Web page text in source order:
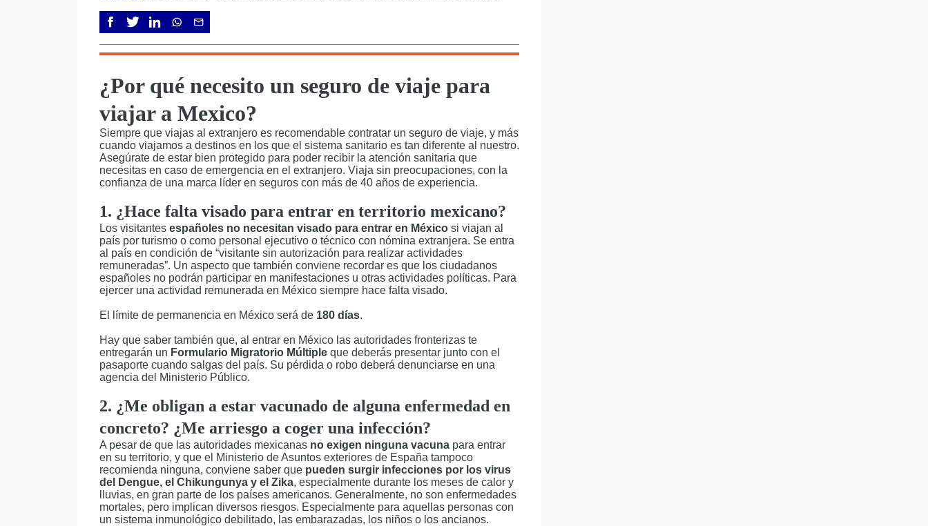
¿Por qué necesito un seguro de viaje para
viajar a Mexico?
Siempre que viajas al extranjero es recomendable contratar un seguro de viaje, y más
cuando viajamos a destinos en los que el sistema sanitario es tan diferente al nuestro.
Asegúrate de estar bien protegido para poder recibir la atención sanitaria que
necesitas en caso de emergencia en el extranjero. Viaja sin preocupaciones, con la
confianza de una marca líder en seguros con más de 40 años de experiencia.
1. ¿Hace falta visado para entrar en territorio mexicano?
Los visitantes españoles no necesitan visado para entrar en México si viajan al
país por turismo o como personal ejecutivo o técnico con nómina extranjera. Se entra
al país en condición de “visitante sin autorización para realizar actividades
remuneradas”. Un aspecto que también conviene recordar es que los ciudadanos
españoles no podrán participar en manifestaciones u otras actividades políticas. Para
ejercer una actividad remunerada en México siempre hace falta visado.
El límite de permanencia en México será de 180 días.
Hay que saber también que, al entrar en México las autoridades fronterizas te
entregarán un Formulario Migratorio Múltiple que deberás presentar junto con el
pasaporte cuando salgas del país. Su pérdida o robo deberá denunciarse en una
agencia del Ministerio Público.
2. ¿Me obligan a estar vacunado de alguna enfermedad en
concreto? ¿Me arriesgo a coger una infección?
A pesar de que las autoridades mexicanas no exigen ninguna vacuna para entrar
en su territorio, y que el Ministerio de Asuntos exteriores de España tampoco
recomienda ninguna, conviene saber que pueden surgir infecciones por los virus
del Dengue, el Chikungunya y el Zika, especialmente durante los meses de calor y
lluvias, en gran parte de los países americanos. Generalmente, no son enfermedades
mortales, pero implican diversos riesgos. Especialmente para aquellas personas con
un sistema inmunológico debilitado, las embarazadas, los niños o los ancianos.